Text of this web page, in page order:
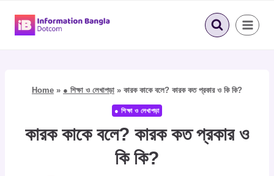
Home » ● শিক্ষা ও লেখাপড়া » কারক কাকে বলে? কারক কত প্রকার ও কি কি?
● শিক্ষা ও লেখাপড়া
কারক কাকে বলে? কারক কত প্রকার ও
কি কি?